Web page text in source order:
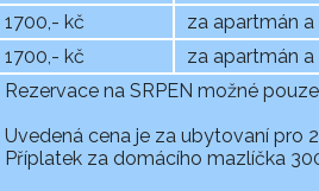
1700,- kč
za apartmán
1700,- kč
za apartmán
Rezervace na SRPEN možné
Uvedená cena je za ubytovaní pro
Příplatek za domácího mazlíčka